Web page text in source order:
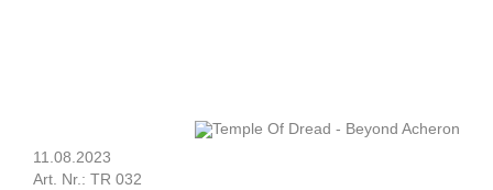
11.08.2023
Art. Nr.: TR 032